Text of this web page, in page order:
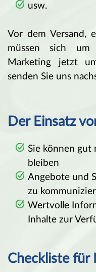
usw.
Vor dem Versand,
müssen sich
Marketing jetzt
senden Sie uns
Der Einsatz
Sie können
bleiben
Angebote und
zu
Wertvolle
Inhalte zur
Checkliste für